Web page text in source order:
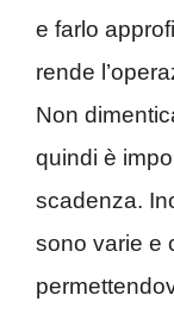
e farlo
rende
Non
quindi è
scadenza.
sono varie e